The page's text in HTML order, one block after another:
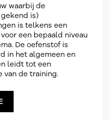
waarbij de
is)
is telkens een
een bepaald niveau
De oefenstof is
in het algemeen en
leidt tot een
van de training.